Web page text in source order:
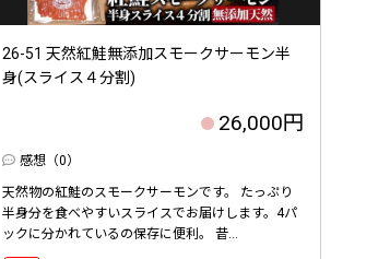
26-51 天然紅鮭無添加スモークサーモン半
身(スライス４分割)
26,000円
感想（0）
天然物の紅鮭のスモークサーモンです。 たっぷり
半身分を食べやすいスライスでお届けします。4パ
ックに分かれているの保存に便利。 昔...